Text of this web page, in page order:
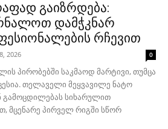
გაიზრდება:
დამჭკნარ
რჩევით
2026 0
პირობებში საკმაოდ მარტივი, თუმცა
თელაველი მეყვავილე ნატო
სიხარულით
მცენარე პირველ რიგში სწორ